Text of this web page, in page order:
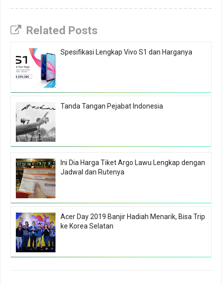
Related Posts
Spesifikasi Lengkap Vivo S1 dan Harganya
Tanda Tangan Pejabat Indonesia
Ini Dia Harga Tiket Argo Lawu Lengkap dengan
Jadwal dan Rutenya
Acer Day 2019 Banjir Hadiah Menarik, Bisa Trip
ke Korea Selatan